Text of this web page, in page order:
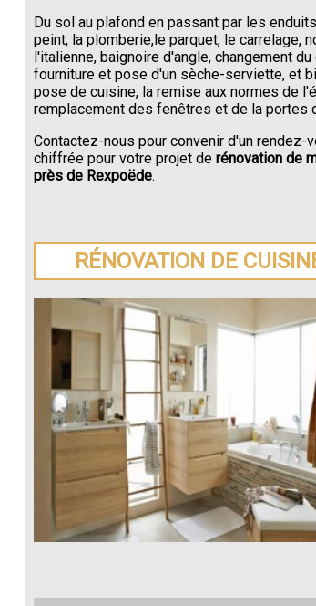
Du sol au plafond en passant par les
peint, la plomberie,le parquet, le carrelage,
l'italienne, baignoire d'angle, changement
fourniture et pose d'un sèche-serviette, et
pose de cuisine, la remise aux normes de
remplacement des fenêtres et de la portes
Contactez-nous pour convenir d'un rendez-
chiffrée pour votre projet derénovation de
près de Rexpoëde.
RÉNOVATION DE